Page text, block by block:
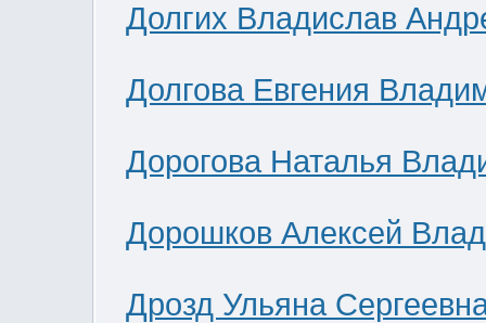
Долгих Владислав
Долгова Евгения
Дорогова Наталья
Дорошков Алексей
Дрозд Ульяна